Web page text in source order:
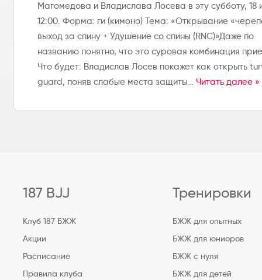
Магомедова и Владислава Лосева в эту субботу, 18
12:00. Форма: ги (кимоно) Тема: «Открывание
выход за спину + Удушение со спины (RNC)»Даже по
названию понятно, что это суровая комбинация
Что будет: Владислав Лосев покажет как открыть
guard, поняв слабые места защиты… Читать далее »
187 BJJ
Клуб 187 БЖЖ
Акции
Расписание
Правила клуба
Тренировки
БЖЖ для опытных
БЖЖ для юниоров
БЖЖ с нуля
БЖЖ для детей